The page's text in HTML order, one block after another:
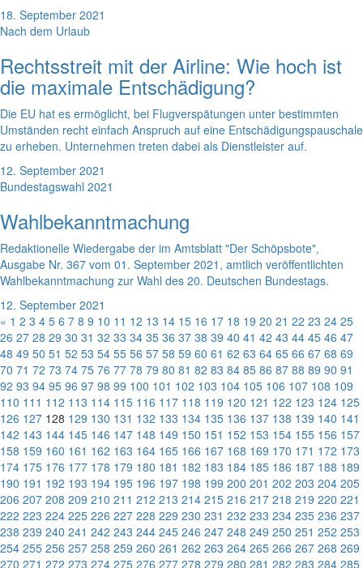
18. September 2021
Nach dem Urlaub
Rechtsstreit mit der Airline: Wie hoch ist
die maximale Entschädigung?
Die EU hat es ermöglicht, bei Flugverspätungen unter bestimmten
Umständen recht einfach Anspruch auf eine Entschädigungspauschale
zu erheben. Unternehmen treten dabei als Dienstleister auf.
12. September 2021
Bundestagswahl 2021
Wahlbekanntmachung
Redaktionelle Wiedergabe der im Amtsblatt "Der Schöpsbote",
Ausgabe Nr. 367 vom 01. September 2021, amtlich veröffentlichten
Wahlbekanntmachung zur Wahl des 20. Deutschen Bundestags.
12. September 2021
« 1 2 3 4 5 6 7 8 9 10 11 12 13 14 15 16 17 18 19 20 21 22 23 24 25
26 27 28 29 30 31 32 33 34 35 36 37 38 39 40 41 42 43 44 45 46 47
48 49 50 51 52 53 54 55 56 57 58 59 60 61 62 63 64 65 66 67 68 69
70 71 72 73 74 75 76 77 78 79 80 81 82 83 84 85 86 87 88 89 90 91
92 93 94 95 96 97 98 99 100 101 102 103 104 105 106 107 108 109
110 111 112 113 114 115 116 117 118 119 120 121 122 123 124 125
126 127 128 129 130 131 132 133 134 135 136 137 138 139 140 141
142 143 144 145 146 147 148 149 150 151 152 153 154 155 156 157
158 159 160 161 162 163 164 165 166 167 168 169 170 171 172 173
174 175 176 177 178 179 180 181 182 183 184 185 186 187 188 189
190 191 192 193 194 195 196 197 198 199 200 201 202 203 204 205
206 207 208 209 210 211 212 213 214 215 216 217 218 219 220 221
222 223 224 225 226 227 228 229 230 231 232 233 234 235 236 237
238 239 240 241 242 243 244 245 246 247 248 249 250 251 252 253
254 255 256 257 258 259 260 261 262 263 264 265 266 267 268 269
270 271 272 273 274 275 276 277 278 279 280 281 282 283 284 285